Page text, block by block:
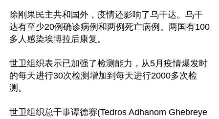
除刚果民主共和国外，疫情还影响了乌干达。乌干
达有至少20例确诊病例和两例死亡病例。两国有100
多人感染埃博拉后康复。
世卫组织表示已加强了检测能力，从5月疫情爆发时
的每天进行30次检测增加到每天进行2000多次检
测。
世卫组织总干事谭德赛(Tedros Adhanom Ghebreye